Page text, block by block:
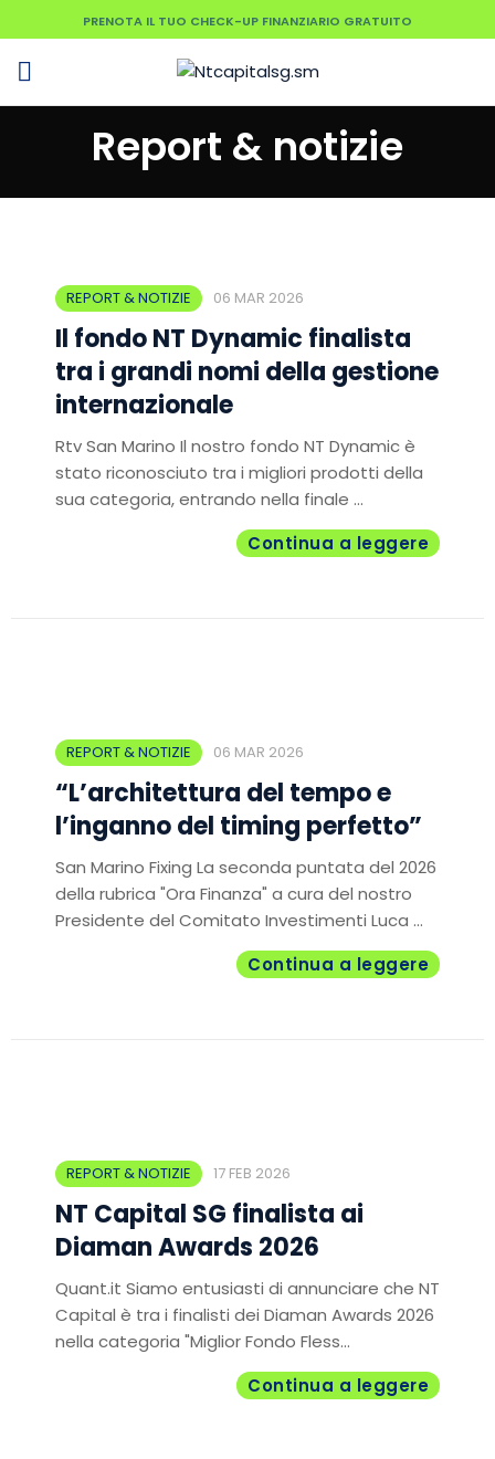
Report & notizie
REPORT & NOTIZIE 06 MAR 2026
Il fondo NT Dynamic finalista
tra i grandi nomi della gestione
internazionale
Rtv San Marino Il nostro fondo NT Dynamic è
stato riconosciuto tra i migliori prodotti della
sua categoria, entrando nella finale ...
Continua a leggere
REPORT & NOTIZIE 06 MAR 2026
“L’architettura del tempo e
l’inganno del timing perfetto”
San Marino Fixing La seconda puntata del 2026
della rubrica "Ora Finanza" a cura del nostro
Presidente del Comitato Investimenti Luca ...
Continua a leggere
REPORT & NOTIZIE 17 FEB 2026
NT Capital SG finalista ai
Diaman Awards 2026
Quant.it Siamo entusiasti di annunciare che NT
Capital è tra i finalisti dei Diaman Awards 2026
nella categoria "Miglior Fondo Fless...
Continua a leggere
PRENOTA IL TUO CHECK-UP FINANZIARIO GRATUITO